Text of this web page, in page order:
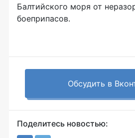
Балтийского моря от
боеприпасов.
Обсудить в
Поделитесь новостью: